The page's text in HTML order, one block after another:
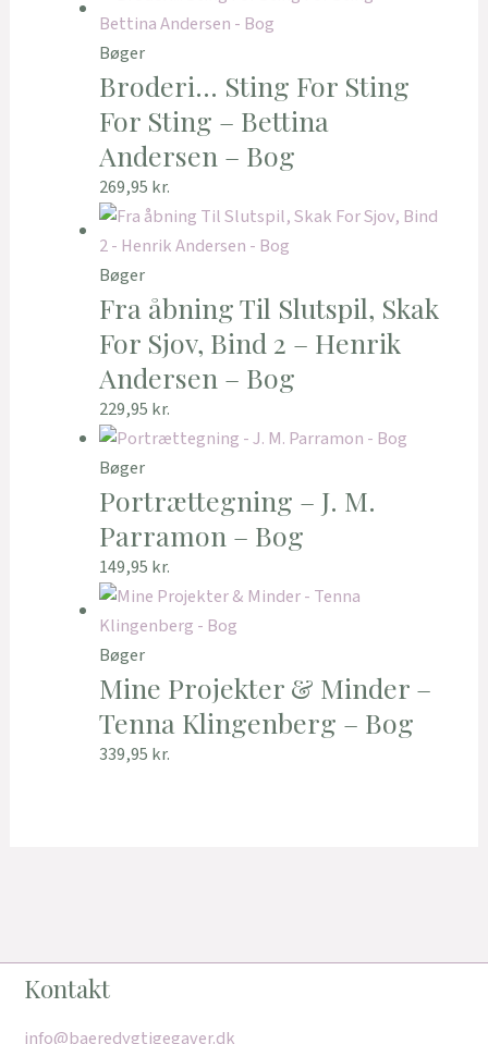
Bøger
Broderi… Sting For Sting
For Sting – Bettina
Andersen – Bog
269,95 kr.
Bøger
Fra åbning Til Slutspil, Skak
For Sjov, Bind 2 – Henrik
Andersen – Bog
229,95 kr.
Bøger
Portrættegning – J. M.
Parramon – Bog
149,95 kr.
Bøger
Mine Projekter & Minder –
Tenna Klingenberg – Bog
339,95 kr.
Kontakt
info@baeredygtigegaver.dk